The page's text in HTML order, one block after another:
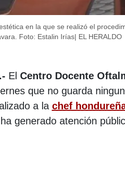
en la que se realizó el
Foto: Estalin Irías| EL HERALDO
El Centro Docente
que no guarda
a la chef
generado atención